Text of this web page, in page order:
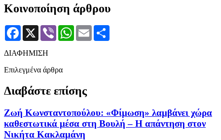
Κοινοποίηση άρθρου
Facebook
X Viber WhatsApp
Email
ΔΙΑΦΗΜΙΣΗ
Επιλεγμένα άρθρα
Διαβάστε επίσης
Ζωή Κωνσταντοπούλου: «Φίμωση» λαμβάνει χώρα
καθεστωτικά μέσα στη Βουλή – Η απάντηση στον
Νικήτα Κακλαμάνη